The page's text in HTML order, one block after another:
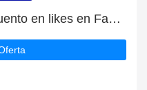
Consigue un 4% de descuento en likes en Facebook